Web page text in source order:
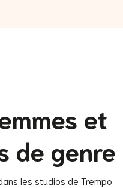
et
de genre
les studios de Trempo